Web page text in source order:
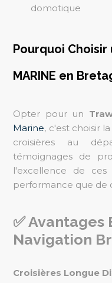
domotique
Pourquoi Choisir
MARINE en
Opter pour un
Marine, c'est choisir
croisières au
témoignages de
l'excellence de
performance que de
✅ Avantages
Navigation
Croisières Longue